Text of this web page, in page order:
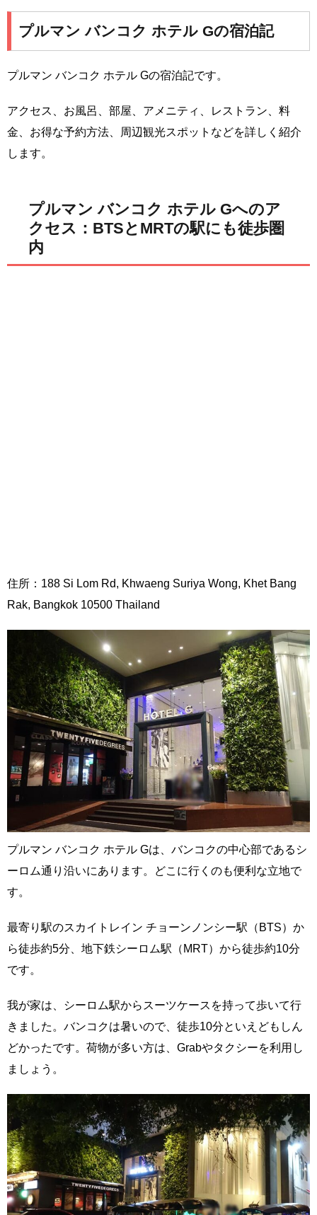
プルマン バンコク ホテル Gの宿泊記
プルマン バンコク ホテル Gの宿泊記です。
アクセス、お風呂、部屋、アメニティ、レストラン、料
金、お得な予約方法、周辺観光スポットなどを詳しく紹介
します。
プルマン バンコク ホテル Gへのア
クセス：BTSとMRTの駅にも徒歩圏
内
住所：188 Si Lom Rd, Khwaeng Suriya Wong, Khet Bang
Rak, Bangkok 10500 Thailand
プルマン バンコク ホテル Gは、バンコクの中心部であるシ
ーロム通り沿いにあります。どこに行くのも便利な立地で
す。
最寄り駅のスカイトレイン チョーンノンシー駅（BTS）か
ら徒歩約5分、地下鉄シーロム駅（MRT）から徒歩約10分
です。
我が家は、シーロム駅からスーツケースを持って歩いて行
きました。バンコクは暑いので、徒歩10分といえどもしん
どかったです。荷物が多い方は、Grabやタクシーを利用し
ましょう。